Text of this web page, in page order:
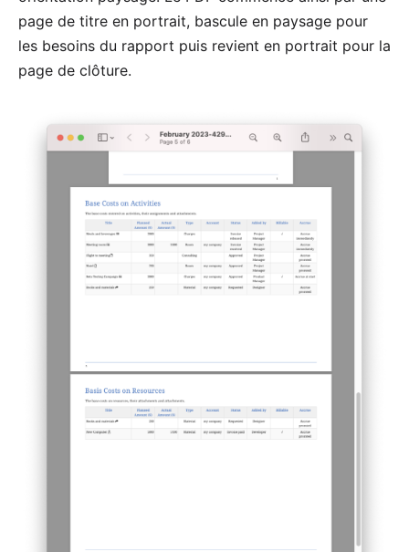
page de titre en portrait, bascule en paysage pour
les besoins du rapport puis revient en portrait pour la
page de clôture.